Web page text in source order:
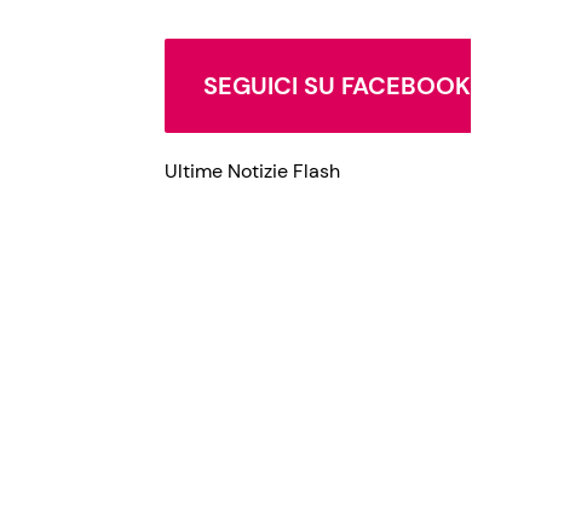
SEGUICI SU FACEBOOK
Ultime Notizie Flash